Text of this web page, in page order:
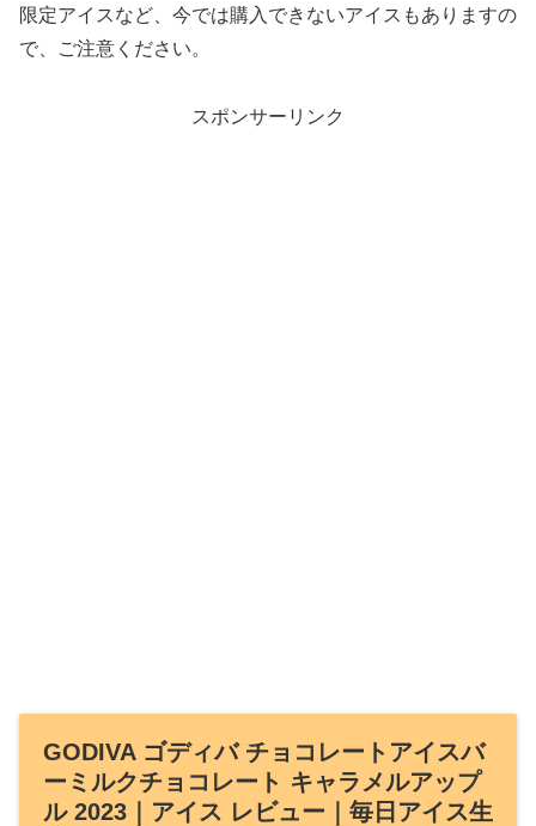
限定アイスなど、今では購入できないアイスもありますの
で、ご注意ください。
スポンサーリンク
GODIVA ゴディバ チョコレートアイスバ
ーミルクチョコレート キャラメルアップ
ル 2023｜アイス レビュー｜毎日アイス生